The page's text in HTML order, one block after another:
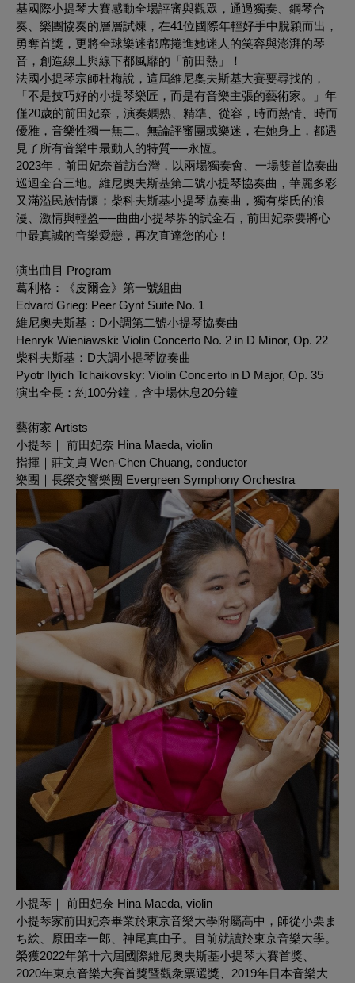
基國際小提琴大賽感動全場評審與觀眾，通過獨奏、鋼琴合
奏、樂團協奏的層層試煉，在41位國際年輕好手中脫穎而出，
勇奪首獎，更將全球樂迷都席捲進她迷人的笑容與澎湃的琴
音，創造線上與線下都風靡的「前田熱」！
法國小提琴宗師杜梅說，這屆維尼奧夫斯基大賽要尋找的，
「不是技巧好的小提琴樂匠，而是有音樂主張的藝術家。」年
僅20歲的前田妃奈，演奏嫻熟、精準、從容，時而熱情、時而
優雅，音樂性獨一無二。無論評審團或樂迷，在她身上，都遇
見了所有音樂中最動人的特質──永恆。
2023年，前田妃奈首訪台灣，以兩場獨奏會、一場雙首協奏曲
巡迴全台三地。維尼奧夫斯基第二號小提琴協奏曲，華麗多彩
又滿溢民族情懷；柴科夫斯基小提琴協奏曲，獨有柴氏的浪
漫、激情與輕盈──曲曲小提琴界的試金石，前田妃奈要將心
中最真誠的音樂愛戀，再次直達您的心！
演出曲目 Program
葛利格：《皮爾金》第一號組曲
Edvard Grieg: Peer Gynt Suite No. 1
維尼奧夫斯基：D小調第二號小提琴協奏曲
Henryk Wieniawski: Violin Concerto No. 2 in D Minor, Op. 22
柴科夫斯基：D大調小提琴協奏曲
Pyotr Ilyich Tchaikovsky: Violin Concerto in D Major, Op. 35
演出全長：約100分鐘，含中場休息20分鐘
藝術家 Artists
小提琴｜ 前田妃奈 Hina Maeda, violin
指揮｜莊文貞 Wen-Chen Chuang, conductor
樂團｜長榮交響樂團 Evergreen Symphony Orchestra
小提琴｜ 前田妃奈 Hina Maeda, violin
小提琴家前田妃奈畢業於東京音樂大學附屬高中，師從小栗ま
ち絵、原田幸一郎、神尾真由子。目前就讀於東京音樂大學。
榮獲2022年第十六屆國際維尼奧夫斯基小提琴大賽首獎、
2020年東京音樂大賽首獎暨觀衆票選獎、2019年日本音樂大